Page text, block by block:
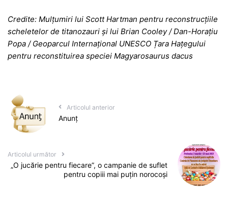
Credite: Mulțumiri lui Scott Hartman pentru reconstrucțiile
scheletelor de titanozauri și lui Brian Cooley / Dan-Horațiu
Popa / Geoparcul Internațional UNESCO Țara Hațegului
pentru reconstituirea speciei Magyarosaurus dacus
Articolul anterior
Anunț
Articolul următor
„O jucărie pentru fiecare”, o campanie de suflet
pentru copiii mai puțin norocoși